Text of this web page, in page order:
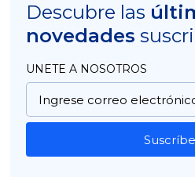
Descubre las
novedades
UNETE A NOSOTROS